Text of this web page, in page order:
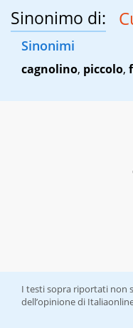
Sinonimo di:
Sinonimi
cagnolino, piccolo,
I testi sopra riportati non
dell’opinione di